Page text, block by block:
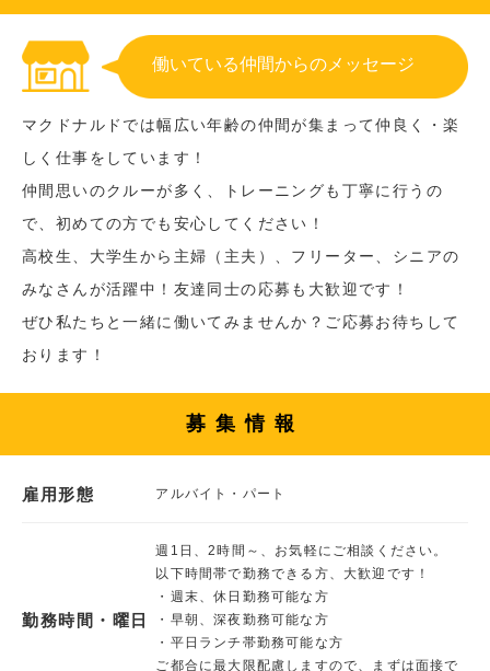
働いている仲間からのメッセージ
マクドナルドでは幅広い年齢の仲間が集まって仲良く・楽
しく仕事をしています！
仲間思いのクルーが多く、トレーニングも丁寧に行うの
で、初めての方でも安心してください！
高校生、大学生から主婦（主夫）、フリーター、シニアの
みなさんが活躍中！友達同士の応募も大歓迎です！
ぜひ私たちと一緒に働いてみませんか？ご応募お待ちして
おります！
募集情報
雇用形態 アルバイト・パート
勤務時間・曜日
週1日、2時間～、お気軽にご相談ください。
以下時間帯で勤務できる方、大歓迎です！
・週末、休日勤務可能な方
・早朝、深夜勤務可能な方
・平日ランチ帯勤務可能な方
ご都合に最大限配慮しますので、まずは面接で